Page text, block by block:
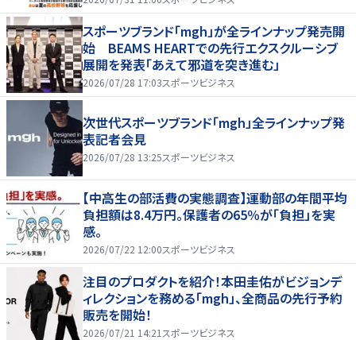
スポーツブランド「mgh」が全ラインナップ発売開
始 BEAMS HEARTでの先行エクスクルーシブ
展開を発表「あえて邪道を突き進む」
2026/07/28 17:03スポーツビジネス
次世代スポーツブランド「mgh」全ラインナップ発
表記者会見
2026/07/28 13:25スポーツビジネス
【中高生の部活費の実態調査】運動部の年間平均
負担額は8.4万円。保護者の65％が「負担」を実
感。
2026/07/22 12:00スポーツビジネス
注目のプロダクトを紹介！本田圭佑がビジョンデ
ィレクションを務める「mgh」、全商品の先行予約
販売を開始！
2026/07/21 14:21 スポーツビジネス